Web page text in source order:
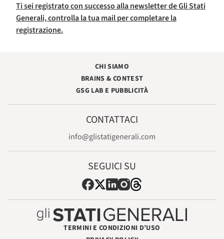
Ti sei registrato con successo alla newsletter de Gli Stati
Generali, controlla la tua mail per completare la
registrazione.
CHI SIAMO
BRAINS & CONTEST
GSG LAB E PUBBLICITÀ
CONTATTACI
info@glistatigenerali.com
SEGUICI SU
TERMINI E CONDIZIONI D’USO